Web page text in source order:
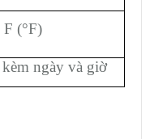
(°F)
ngày và giờ